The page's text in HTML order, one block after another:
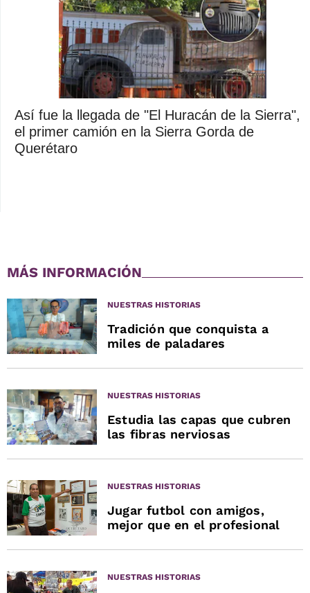
Así fue la llegada de "El Huracán de la Sierra",
el primer camión en la Sierra Gorda de
Querétaro
MÁS INFORMACIÓN
NUESTRAS HISTORIAS
Tradición que conquista a
miles de paladares
NUESTRAS HISTORIAS
Estudia las capas que cubren
las fibras nerviosas
NUESTRAS HISTORIAS
Jugar futbol con amigos,
mejor que en el profesional
NUESTRAS HISTORIAS